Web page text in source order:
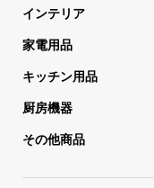
インテリア
家電用品
キッチン用品
厨房機器
その他商品